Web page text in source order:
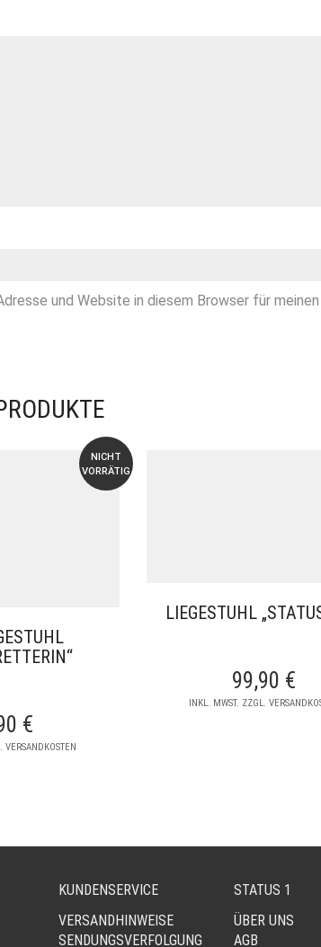
und Website in diesem Browser für
NICHT
VORRÄTIG
€
VERSANDKOSTEN
LIEGESTUHL
99,90 €
INKL. MWST. ZZGL.
KUNDENSERVICE
VERSANDHINWEISE
SENDUNGSVERFOLGUNG
STATUS 1
ÜBER UNS
AGB